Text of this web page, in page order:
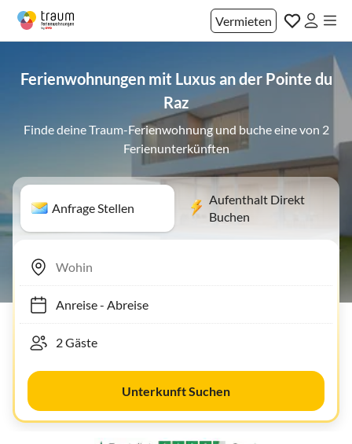
Vermieten
Ferienwohnungen mit Luxus an der Pointe du
Raz
Finde deine Traum-Ferienwohnung und buche eine von 2
Ferienunterkünften
Anfrage Stellen
Aufenthalt Direkt
Buchen
Anreise- Abreise
Unterkunft Suchen